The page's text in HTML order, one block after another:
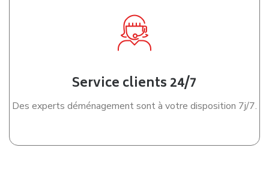
Service clients 24/7
Des experts déménagement sont à votre disposition 7j/7.